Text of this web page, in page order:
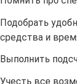
Подобрать
средства и
Выполнить
Учесть все